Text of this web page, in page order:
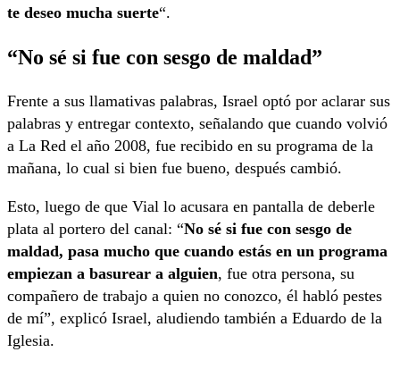
te deseo mucha suerte“.
“No sé si fue con sesgo de maldad”
Frente a sus llamativas palabras, Israel optó por aclarar sus
palabras y entregar contexto, señalando que cuando volvió
a La Red el año 2008, fue recibido en su programa de la
mañana, lo cual si bien fue bueno, después cambió.
Esto, luego de que Vial lo acusara en pantalla de deberle
plata al portero del canal: “No sé si fue con sesgo de
maldad, pasa mucho que cuando estás en un programa
empiezan a basurear a alguien, fue otra persona, su
compañero de trabajo a quien no conozco, él habló pestes
de mí”, explicó Israel, aludiendo también a Eduardo de la
Iglesia.